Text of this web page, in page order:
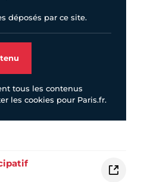
déposés par ce site.
tous les contenus
les cookies pour Paris.fr.